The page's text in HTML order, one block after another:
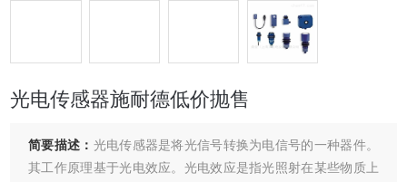
光电传感器施耐德低价抛售
简要描述： 光电传感器是将光信号转换为电信号的一种器件。
其工作原理基于光电效应。光电效应是指光照射在某些物质上